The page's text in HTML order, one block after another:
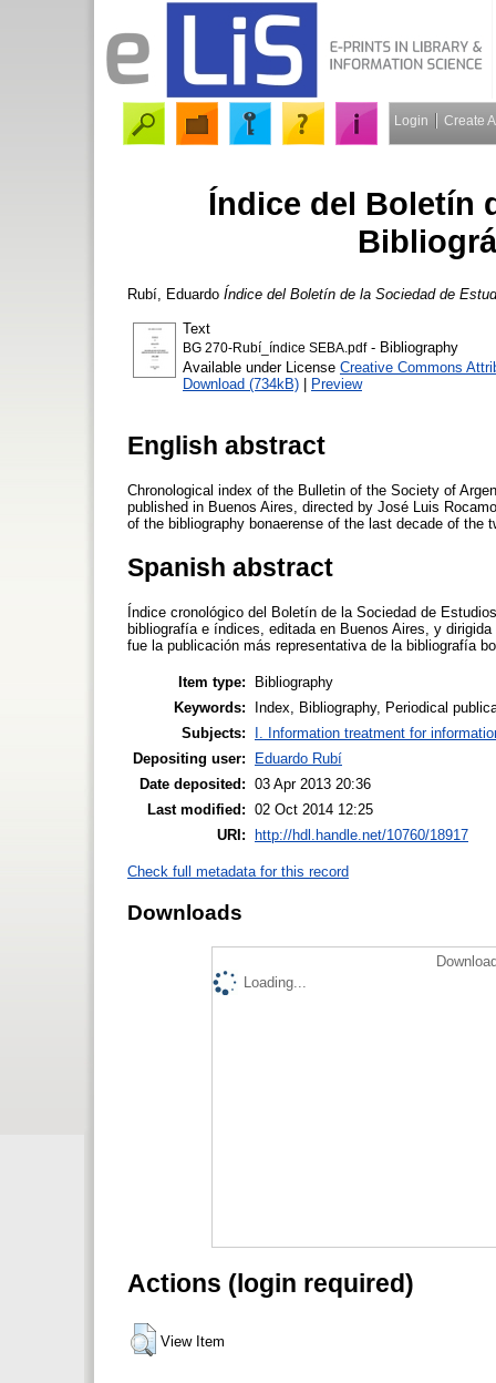
Login Create
Índice del Boletín
Rubí, Eduardo Índice del Boletín de la Sociedad de
Text
BG 270-Rubí_índice SEBA.pdf- Bibliography
Available under License Creative Commons
Download (734kB) | Preview
English abstract
Chronological index of the Bulletin of the Society of
published in Buenos Aires, directed by José Luis
of the bibliography bonaerense of the last decade of the
Spanish abstract
Índice cronológico del Boletín de la Sociedad de
bibliografía e índices, editada en Buenos Aires, y
fue la publicación más representativa de la bibliografía
Item type:
Bibliography
Keywords:
Index, Bibliography, Periodical
Subjects:
I. Information treatment for
Depositing user:
Eduardo Rubí
Date deposited: 03 Apr 2013 20:36
Last modified: 02 Oct 2014 12:25
URI:
http://hdl.handle.net/10760/18917
Check full metadata for this record
Downloads
Loading...
Actions (login required)
View Item